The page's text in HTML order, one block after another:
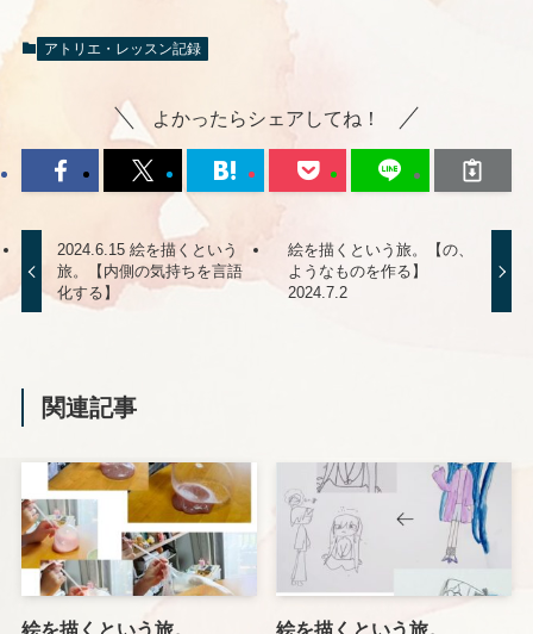
アトリエ・レッスン記録
よかったらシェアしてね！
2024.6.15 絵を描くという
旅。【内側の気持ちを言語
化する】
絵を描くという旅。【の、
ようなものを作る】
2024.7.2
関連記事
絵を描くという旅。
絵を描くという旅。